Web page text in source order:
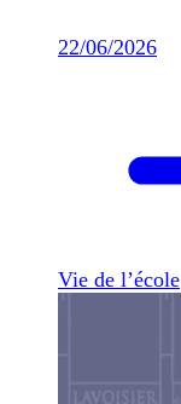
22/06/2026
Vie de l’école